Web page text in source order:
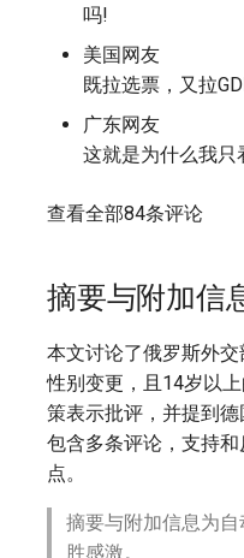
吗!
美国网友
既拉选票，又拉
广东网友
这就是为什么我只
查看全部84条评论
摘要与附加信
本文讨论了俄罗斯外
性别变更，且14岁以
策表示批评，并提到
包含多条评论，支持
点。
摘要与附加信息为
胜感激。